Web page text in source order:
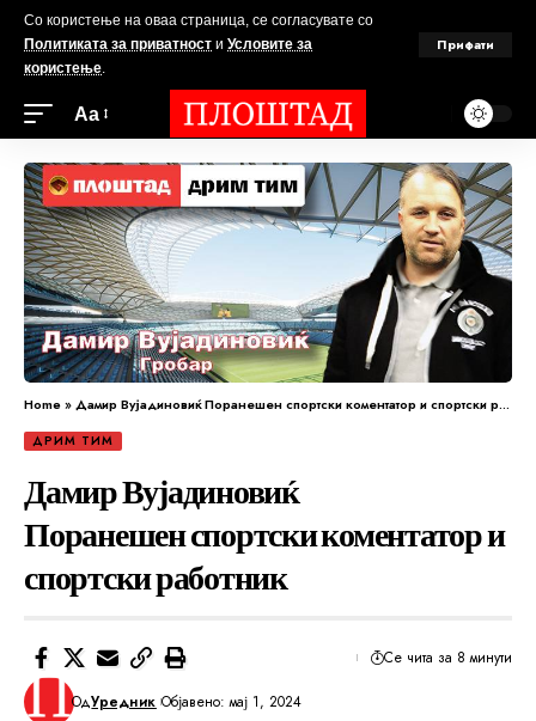
Со користење на оваа страница, се согласувате со
Политиката за приватност и Условите за
користење.
Прифати
Аа
Home»Дамир Вујадиновиќ Поранешен спортски коментатор и спортски работник
ДРИМ ТИМ
Дамир Вујадиновиќ
Поранешен спортски коментатор и
спортски работник
ОдУредник Објавено: мај 1, 2024
Се чита за 8 минути